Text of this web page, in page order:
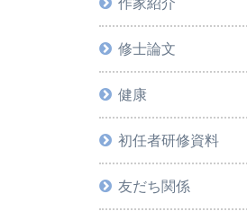
修士論文
健康
初任者研修資料
友だち関係